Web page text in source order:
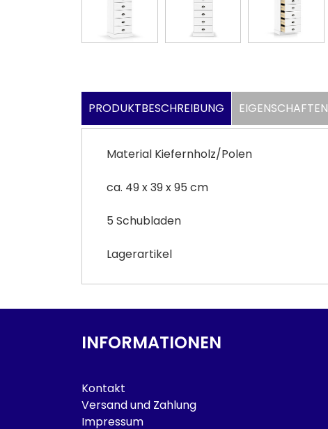
PRODUKTBESCHREIBUNG EIGENSCHAFTEN
Material Kiefernholz/Polen
ca. 49 x 39 x 95 cm
5 Schubladen
Lagerartikel
INFORMATIONEN
Kontakt
Versand und Zahlung
Impressum